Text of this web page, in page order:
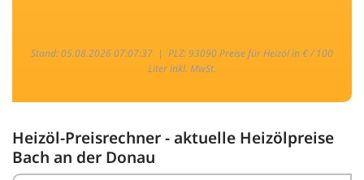
Stand: 05.08.2026 07:07:37 | PLZ: 93090 Preise für Heizöl in € / 100
Liter inkl. MwSt.
Heizöl-Preisrechner - aktuelle Heizölpreise
Bach an der Donau